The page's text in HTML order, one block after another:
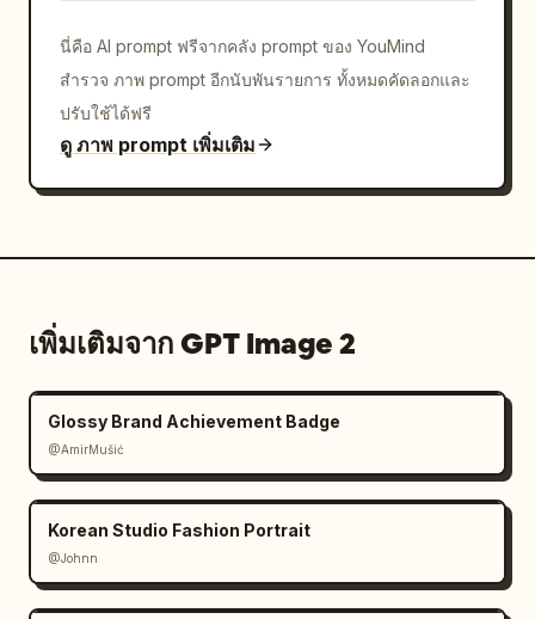
นี่คือ AI prompt ฟรีจากคลัง prompt ของ YouMind
สำรวจ ภาพ prompt อีกนับพันรายการ ทั้งหมดคัดลอกและ
ปรับใช้ได้ฟรี
ดู ภาพ prompt เพิ่มเติม
เพิ่มเติมจาก GPT Image 2
Glossy Brand Achievement Badge
@AmirMušić
Korean Studio Fashion Portrait
@Johnn